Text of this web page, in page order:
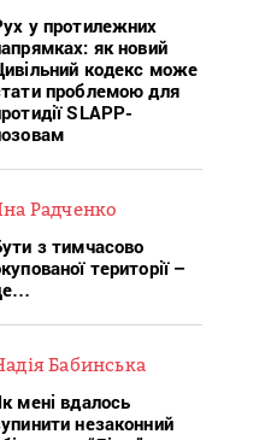
у протилежних
як новий
кодекс може
проблемою для
SLAPP-
Радченко
з тимчасово
території –
Бабинська
мені вдалось
незаконний